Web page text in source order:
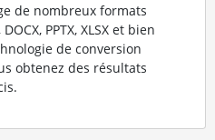
de nombreux formats
PPTX, XLSX et bien
de conversion
obtenez des résultats